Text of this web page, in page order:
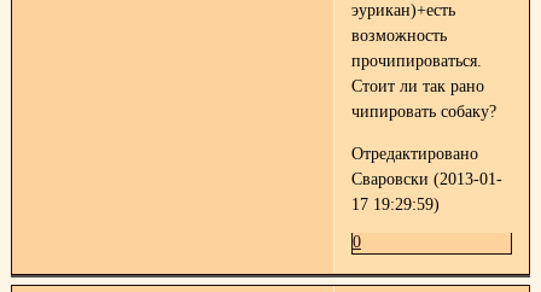
эурикан)+есть
возможность
прочипироваться.
Стоит ли так рано
чипировать собаку?
Отредактировано
Сваровски (2013-01-
17 19:29:59)
0